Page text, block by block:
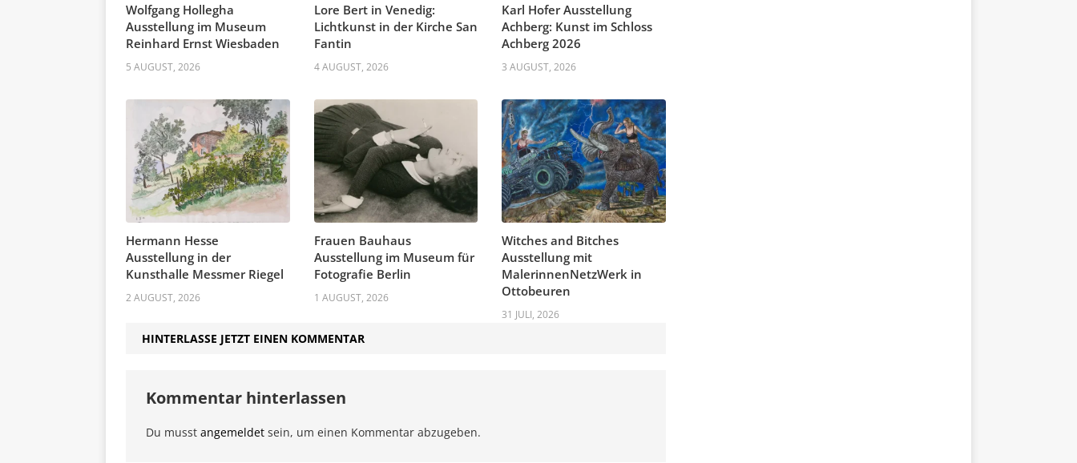
Wolfgang Hollegha
Ausstellung im Museum
Reinhard Ernst Wiesbaden
5 AUGUST, 2026
Lore Bert in Venedig:
Lichtkunst in der Kirche San
Fantin
4 AUGUST, 2026
Karl Hofer Ausstellung
Achberg: Kunst im Schloss
Achberg 2026
3 AUGUST, 2026
Hermann Hesse
Ausstellung in der
Kunsthalle Messmer Riegel
2 AUGUST, 2026
Frauen Bauhaus
Ausstellung im Museum für
Fotografie Berlin
1 AUGUST, 2026
Witches and Bitches
Ausstellung mit
MalerinnenNetzWerk in
Ottobeuren
31 JULI, 2026
HINTERLASSE JETZT EINEN KOMMENTAR
Kommentar hinterlassen
Du musst angemeldet sein, um einen Kommentar abzugeben.